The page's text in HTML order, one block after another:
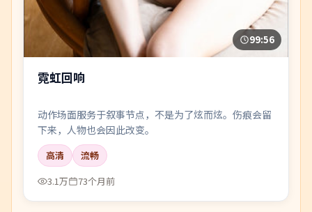
99:56
霓虹回响
动作场面服务于叙事节点，不是为了炫而炫。伤痕会留
下来，人物也会因此改变。
高清
流畅
3.1万
73个月前